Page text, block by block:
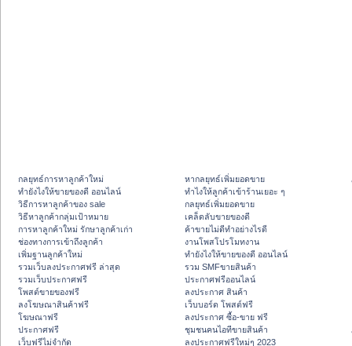
กลยุทธ์การหาลูกค้าใหม่
ทํายังไงให้ขายของดี ออนไลน์
วิธีการหาลูกค้าของ sale
วิธีหาลูกค้ากลุ่มเป้าหมาย
การหาลูกค้าใหม่ รักษาลูกค้าเก่า
ช่องทางการเข้าถึงลูกค้า
เพิ่มฐานลูกค้าใหม่
รวมเว็บลงประกาศฟรี ล่าสุด
รวมเว็บประกาศฟรี
โพสต์ขายของฟรี
ลงโฆษณาสินค้าฟรี
โฆษณาฟรี
ประกาศฟรี
เว็บฟรีไม่จำกัด
หากลยุทธ์เพิ่มยอดขาย
ทําไงให้ลูกค้าเข้าร้านเยอะ ๆ
กลยุทธ์เพิ่มยอดขาย
เคล็ดลับขายของดี
ค้าขายไม่ดีทำอย่างไรดี
งานโพสโปรโมทงาน
ทํายังไงให้ขายของดี ออนไลน์
รวม SMFขายสินค้า
ประกาศฟรีออนไลน์
ลงประกาศ สินค้า
เว็บบอร์ด โพสต์ฟรี
ลงประกาศ ซื้อ-ขาย ฟรี
ชุมชนคนไอทีขายสินค้า
ลงประกาศฟรีใหม่ๆ 2023